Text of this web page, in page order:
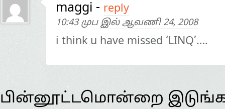
maggi - reply
10:43 முப இல் ஆவணி 24, 2008
i think u have missed ‘LINQ’….
பின்னூட்டமொன்றை